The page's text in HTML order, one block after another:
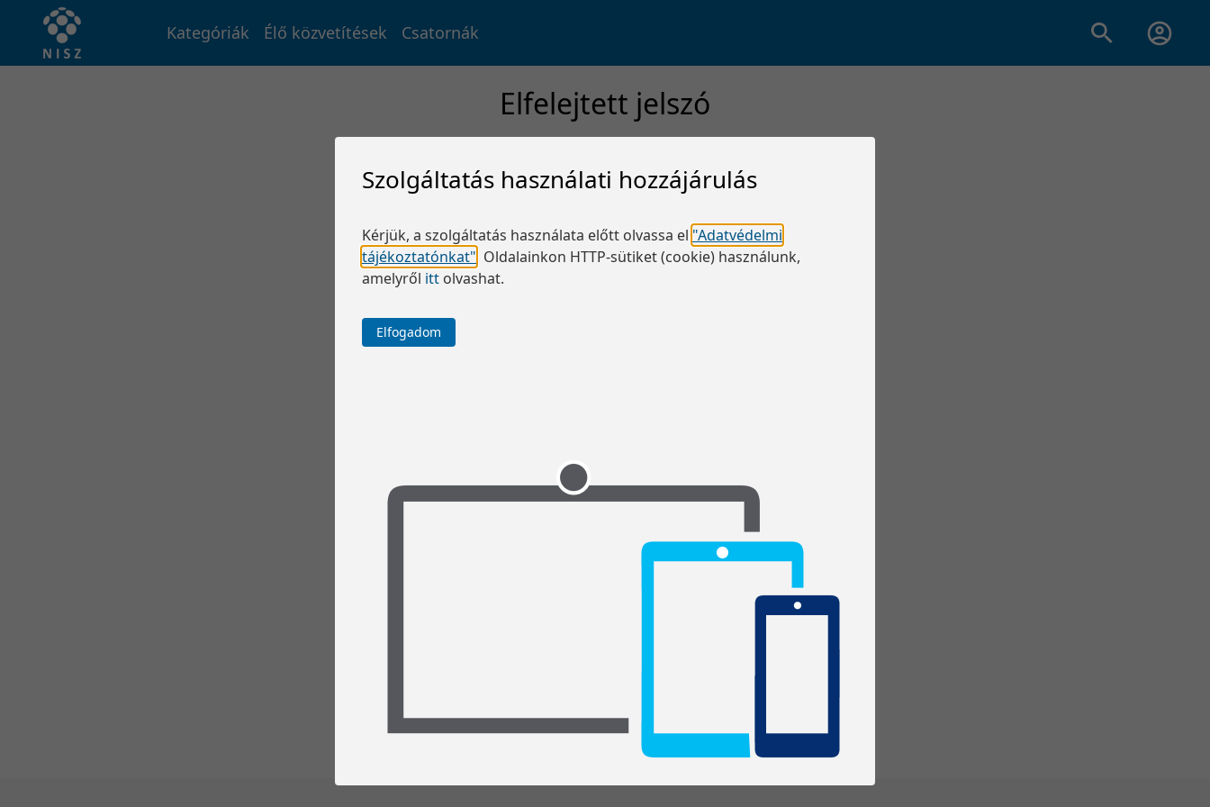
Kategóriák Élő közvetítések Csatornák
Elfelejtett jelszó
Felhasználói név:*
OK
Szolgáltatás használati hozzájárulás
Kérjük, a szolgáltatás használata előtt olvassa el "Adatvédelmi
tájékoztatónkat" Oldalainkon HTTP-sütiket (cookie) használunk,
amelyről itt olvashat.
Elfogadom